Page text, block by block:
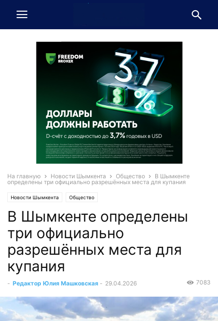
На главную Новости Шымкента Общество
В Шымкенте
определены три официально разрешённых места для купания
Новости Шымкента Общество
В Шымкенте определены
три официально
разрешённых места для
купания
- Редактор Юлия Машковская - 29.04.2026 7083